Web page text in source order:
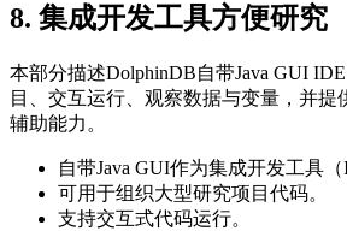
8. 集成开发工具方便研究
本部分描述DolphinDB自带Java GUI
目、交互运行、观察数据与变量，并提
辅助能力。
自带Java GUI作为集成开发工具（
可用于组织大型研究项目代码。
支持交互式代码运行。